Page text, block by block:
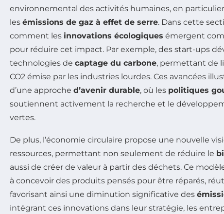
environnemental des activités humaines, en
les émissions de gaz à effet de serre. Dans cette
comment les innovations écologiques émergent
pour réduire cet impact. Par exemple, des start-ups
technologies de captage du carbone, permettant de
CO2 émise par les industries lourdes. Ces avancées
d’une approche d’avenir durable, où les politiques
soutiennent activement la recherche et le
vertes.
De plus, l’économie circulaire propose une nouvelle
ressources, permettant non seulement de réduire le
aussi de créer de valeur à partir des déchets. Ce
à concevoir des produits pensés pour être réparés,
favorisant ainsi une diminution significative des
intégrant ces innovations dans leur stratégie, les